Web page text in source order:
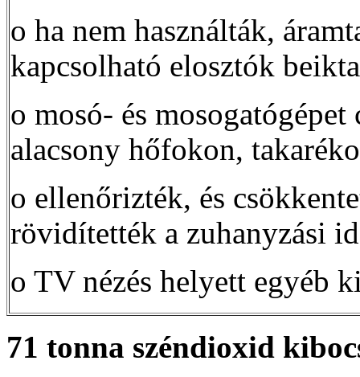
o ha nem használták,
kapcsolható elosztók
o mosó- és
alacsony hőfokon,
o ellenőrizték, és
rövidítették a zuhanyzási
o TV nézés helyett egyéb
71 tonna széndioxid